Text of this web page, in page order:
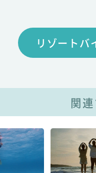
リゾートバ
関